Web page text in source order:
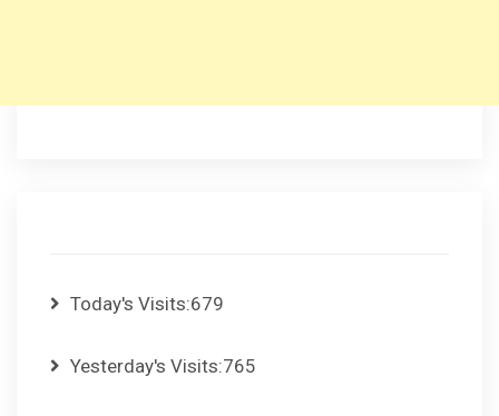
Today's Visits:679
Yesterday's Visits:765